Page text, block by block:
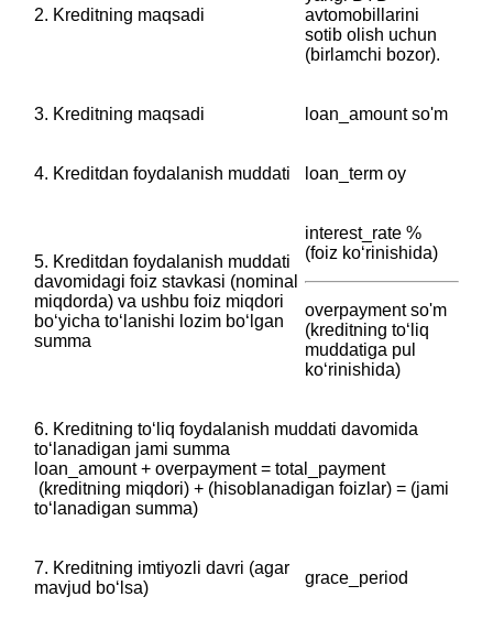
2. Kreditning maqsadi
avtomobillarini
sotib olish uchun
(birlamchi bozor).
3. Kreditning maqsadi loan_amount so'm
4. Kreditdan foydalanish muddati loan_term oy
5. Kreditdan foydalanish muddati
davomidagi foiz stavkasi (nominal
miqdorda) va ushbu foiz miqdori
boʻyicha toʻlanishi lozim boʻlgan
summa
interest_rate %
(foiz koʻrinishida)
overpayment so'm
(kreditning toʻliq
muddatiga pul
koʻrinishida)
6. Kreditning toʻliq foydalanish muddati davomida
toʻlanadigan jami summa
‎loan_amount + overpayment = total_payment
‎ (kreditning miqdori) + (hisoblanadigan foizlar) = (jami
toʻlanadigan summa)
7. Kreditning imtiyozli davri (agar
mavjud boʻlsa)
grace_period